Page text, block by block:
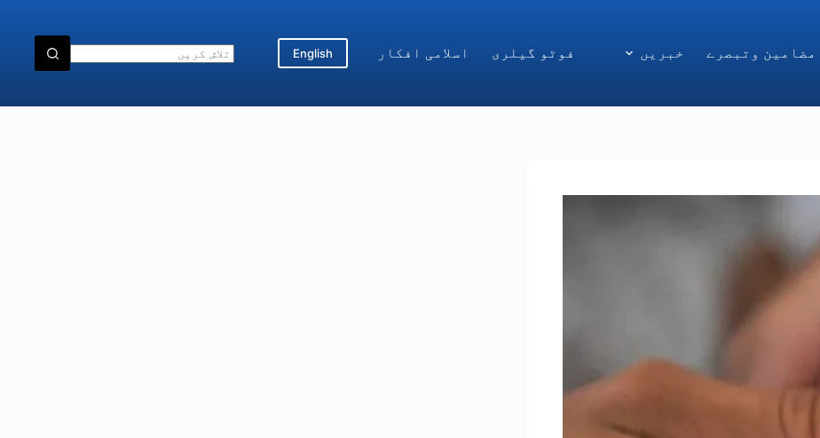
مضامین وتبصرے خبریں فوٹو گیلری اسلامی افکار English